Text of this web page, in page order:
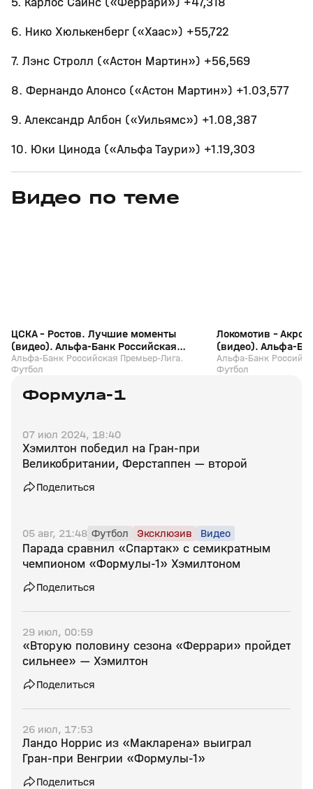
6. Нико Хюлькенберг («Хаас») +55,722
7. Лэнс Стролл («Астон Мартин») +56,569
8. Фернандо Алонсо («Астон Мартин») +1.03,577
9. Александр Албон («Уильямс») +1.08,387
10. Юки Цинода («Альфа Таури») +1.19,303
Видео по теме
Сегодня, 22:38
ЦСКА - Ростов. Лучшие моменты
(видео). Альфа-Банк Российская
Премьер-Лига. Футбол
Альфа-Банк Российская Премьер-Лига.
Футбол
Локомотив -
(видео). Альфа-
Премьер-Лига.
Альфа-Банк
Футбол
Формула-1
07 июл 2024, 18:40
Хэмилтон победил на Гран‑при
Великобритании, Ферстаппен — второй
Поделиться
05 авг, 21:48 Футбол Эксклюзив Видео
Парада сравнил «Спартак» с семикратным
чемпионом «Формулы‑1» Хэмилтоном
Поделиться
29 июл, 00:59
«Вторую половину сезона «Феррари» пройдет
сильнее» — Хэмилтон
Поделиться
26 июл, 17:53
Ландо Норрис из «Макларена» выиграл
Гран‑при Венгрии «Формулы‑1»
Поделиться